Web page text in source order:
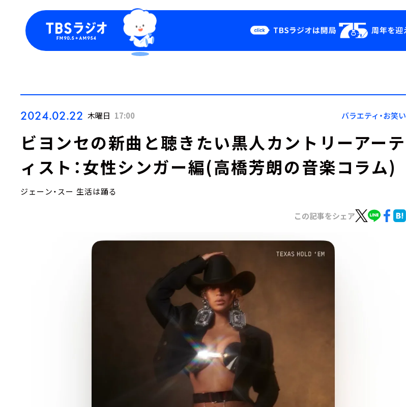
Podcast
YouTube
会社情報
2024.02.22 木曜日 17:00 バラエティ・お笑い
ビヨンセの新曲と聴きたい黒人カントリーアーテ
ィスト：女性シンガー編(高橋芳朗の音楽コラム)
ジェーン・スー 生活は踊る
この記事をシェア